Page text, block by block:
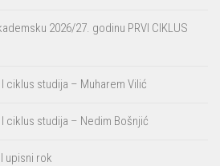
2026/27. godinu PRVI CIKLUS
ciklus studija – Muharem Vilić
ciklus studija – Nedim Bošnjić
upisni rok